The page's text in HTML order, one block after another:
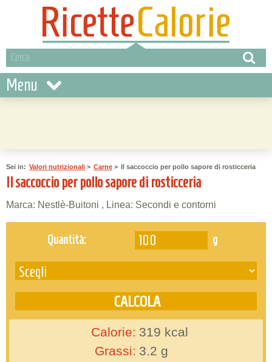
Menu
Sei in: Valori nutrizionali > Carne > Il saccoccio per pollo sapore di rosticceria
Il saccoccio per pollo sapore di rosticceria
Marca: Nestlè-Buitoni , Linea: Secondi e contorni
Quantità: g
Calorie: 319 kcal
Grassi: 3.2 g